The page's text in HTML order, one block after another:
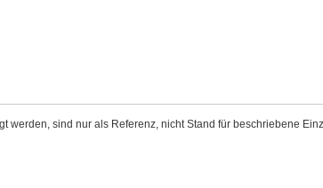
werden, sind nur als Referenz, nicht Stand für beschriebene